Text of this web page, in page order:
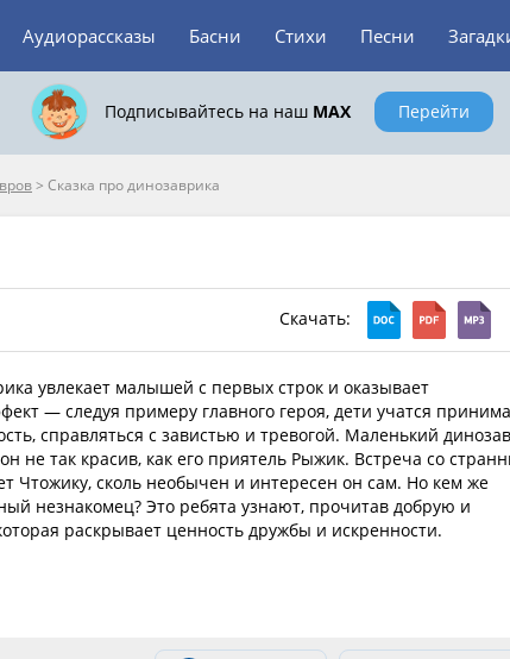
Аудиорассказы Басни Стихи Песни
Подписывайтесь на наш MAX Перейти
> Сказка про динозаврика
Скачать:
увлекает малышей с первых строк и оказывает
— следуя примеру главного героя, дети учатся
справляться с завистью и тревогой. Маленький
не так красив, как его приятель Рыжик. Встреча со
Чтожику, сколь необычен и интересен он сам. Но кем же
незнакомец? Это ребята узнают, прочитав добрую и
раскрывает ценность дружбы и искренности.